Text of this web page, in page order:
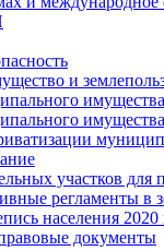
и
имущества
участков для
регламенты в
населения 2020
документы